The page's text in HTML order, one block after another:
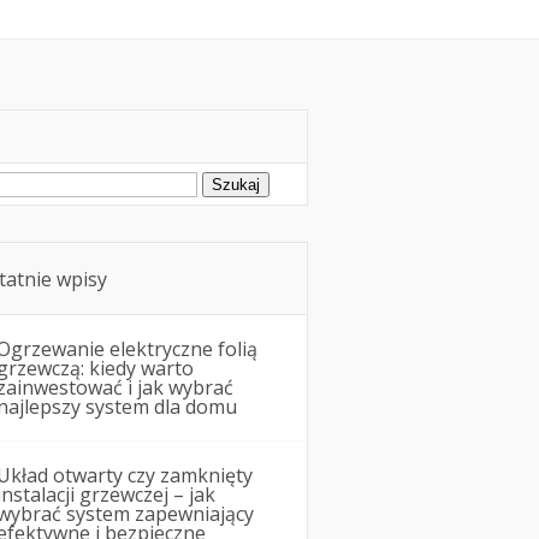
wpisy
elektryczne folią
kiedy warto
i jak wybrać
system dla domu
otwarty czy zamknięty
grzewczej – jak
system zapewniający
i bezpieczne